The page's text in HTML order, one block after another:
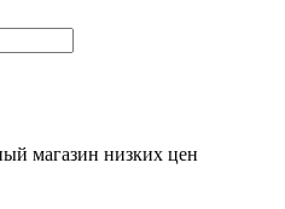
магазин низких цен